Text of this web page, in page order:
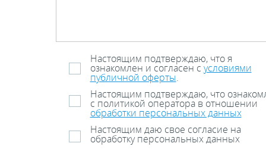
Настоящим подтверждаю, что я
ознакомлен и согласен с условиями
публичной оферты.
Настоящим подтверждаю, что
с политикой оператора в отношении
обработки персональных данных
Настоящим даю свое согласие на
обработку персональных данных